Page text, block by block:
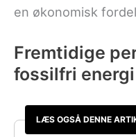
en økonomisk
Fremtidige
fossilfri
LÆS OGSÅ DENNE